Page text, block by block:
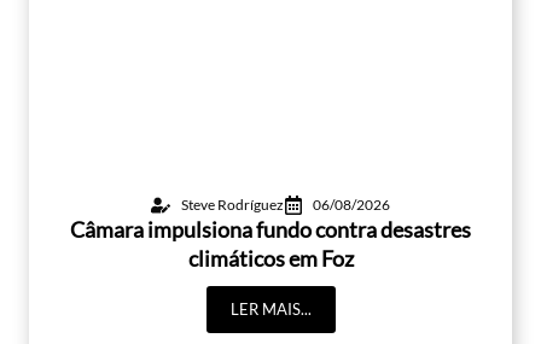
Steve Rodríguez 06/08/2026
Câmara impulsiona fundo contra desastres
climáticos em Foz
LER MAIS...